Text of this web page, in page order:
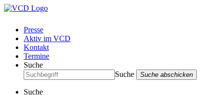
Presse
Aktiv im VCD
Kontakt
Termine
Suche
Suche
Suche abschicken
Suche